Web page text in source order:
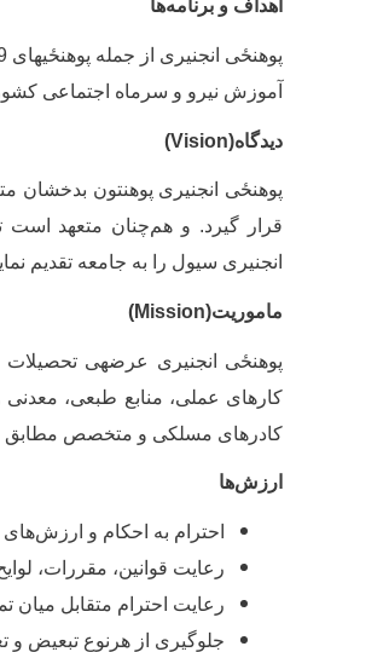
اهداف و برنامه‌ها
پوهنځی انجنیری از جمله پوهنځیهای 9 گانه پوهنتون بدخشان می
آموزش نیرو و سرماه اجتماعی
دیدگاه(
Vision
)
پوهنځی انجنیری پوهنتون بدخشان
قرار گیرد. و همچنان متعهد است
انجنیری سیول را به جامعه تقدیم
ماموریت(Mission
)
پوهنځی انجنیری عرضه‏ی
کارهای عملی، منابع طبعی،
کادر‌های مسلکی و متخصص مطابق
احترام به احکام و
رعایت قوانین، مقررات،
رعایت احترام متقابل میان
جلوگیری از هرنوع تبعیض و